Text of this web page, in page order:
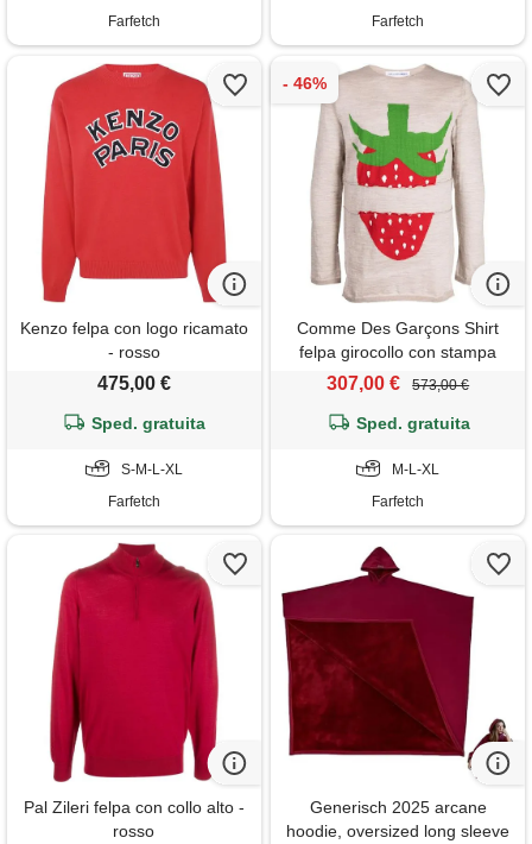
Farfetch
Farfetch
Kenzo felpa con logo ricamato
- rosso
475,00 €
Sped. gratuita
S-M-L-XL
Farfetch
Comme Des Garçons Shirt
felpa girocollo con stampa
grafica - toni neutri
307,00 € 573,00 €
Sped. gratuita
M-L-XL
Farfetch
Pal Zileri felpa con collo alto -
rosso
Generisch 2025 arcane
hoodie, oversized long sleeve